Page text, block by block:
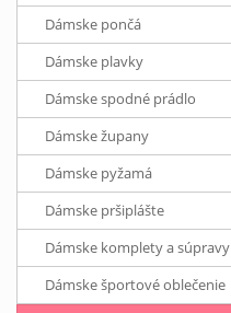
Dámske pončá
Dámske plavky
Dámske spodné prádlo
Dámske župany
Dámske pyžamá
Dámske pršiplášte
Dámske komplety a súpravy
Dámske športové oblečenie